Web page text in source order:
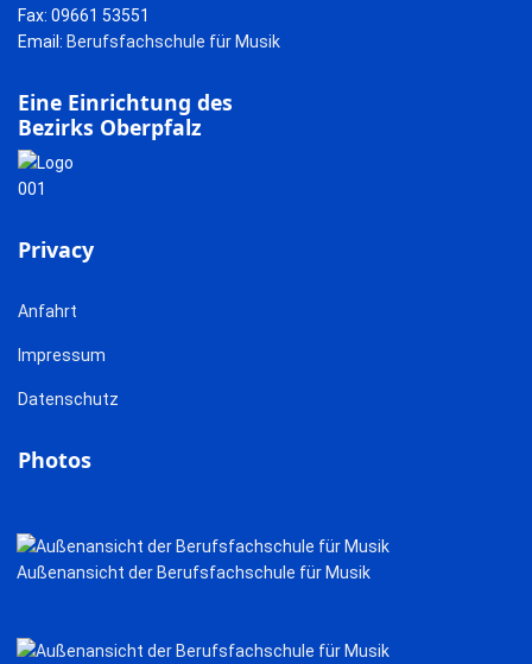
Fax: 09661 53551
Email: Berufsfachschule für Musik
Eine Einrichtung des
Bezirks Oberpfalz
Privacy
Anfahrt
Impressum
Datenschutz
Photos
Außenansicht der Berufsfachschule für Musik